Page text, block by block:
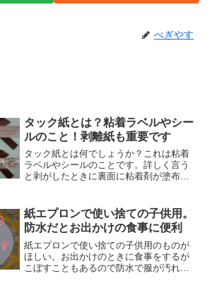
べぎやす
タック紙とは？粘着ラベルやシー
ルのこと！剥離紙も重要です
タック紙とは何でしょうか？これは粘着
ラベルやシールのことです。詳しく言う
と剥がしたときに裏面に粘着剤が塗布さ
な違いです。タック紙は地味ですが、い
ろいろなところで使われています。
紙エプロンで使い捨ての子供用。
防水だとお出かけの食事に便利
紙エプロンで使い捨ての子供用のものが
ほしい。お出かけのときに食事をするが
こぼすこともあるので防水で服が汚れな